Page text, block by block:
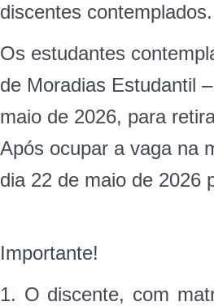
discentes contemplados.
Os estudantes
de Moradias Estudantil
maio de 2026, para
Após ocupar a vaga na
dia 22 de maio de 2026
Importante!
1. O discente, com